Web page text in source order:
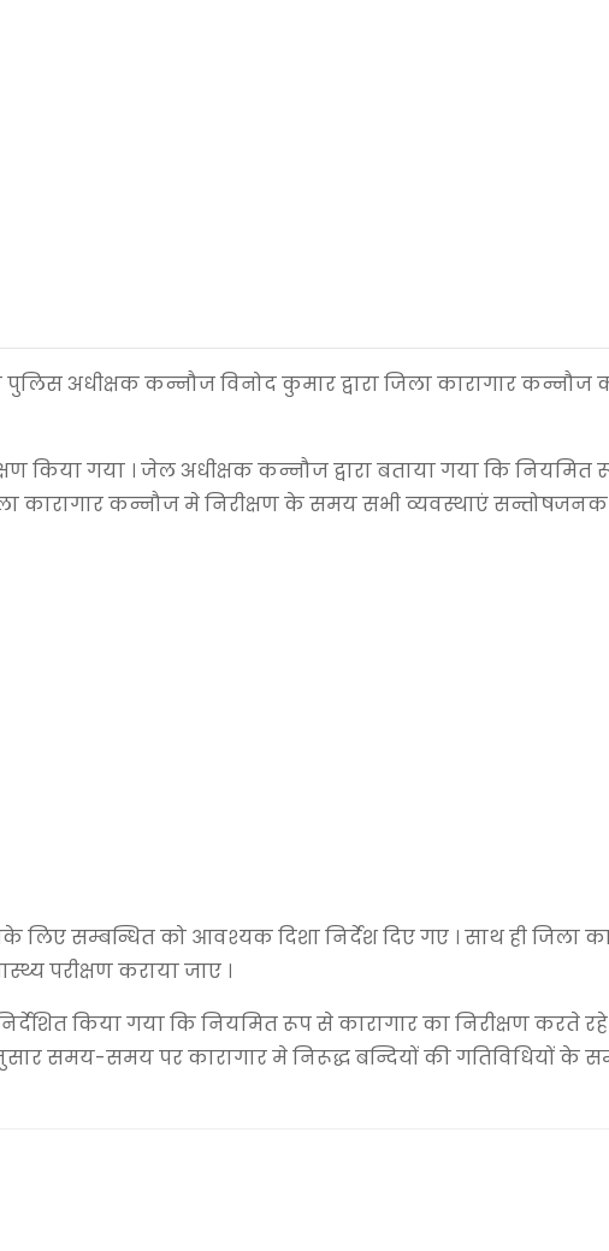
पुलिस अधीक्षक कन्नौज विनोद कुमार द्वारा जिला कारागार
किया गया । जेल अधीक्षक कन्नौज द्वारा बताया गया कि
कारागार कन्नौज मे निरीक्षण के समय सभी व्यवस्थाएं सन्तोषजनक
लिए सम्बन्धित को आवश्यक दिशा निर्देश दिए गए । साथ ही जिला
परीक्षण कराया जाए ।
किया गया कि नियमित रूप से कारागार का निरीक्षण करते
समय-समय पर कारागार मे निरूद्ध बन्दियों की गतिविधियों के